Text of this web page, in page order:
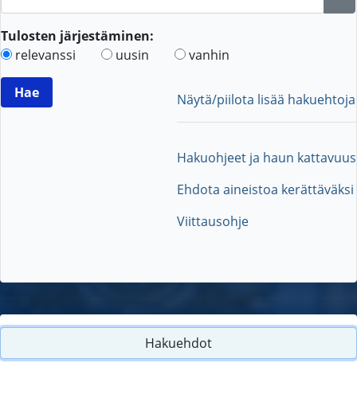
Tulosten järjestäminen:
relevanssi
uusin vanhin
Näytä/piilota lisää hakuehtoja
Hakuohjeet ja haun kattavuus
Ehdota aineistoa kerättäväksi
Viittausohje
Hakuehdot